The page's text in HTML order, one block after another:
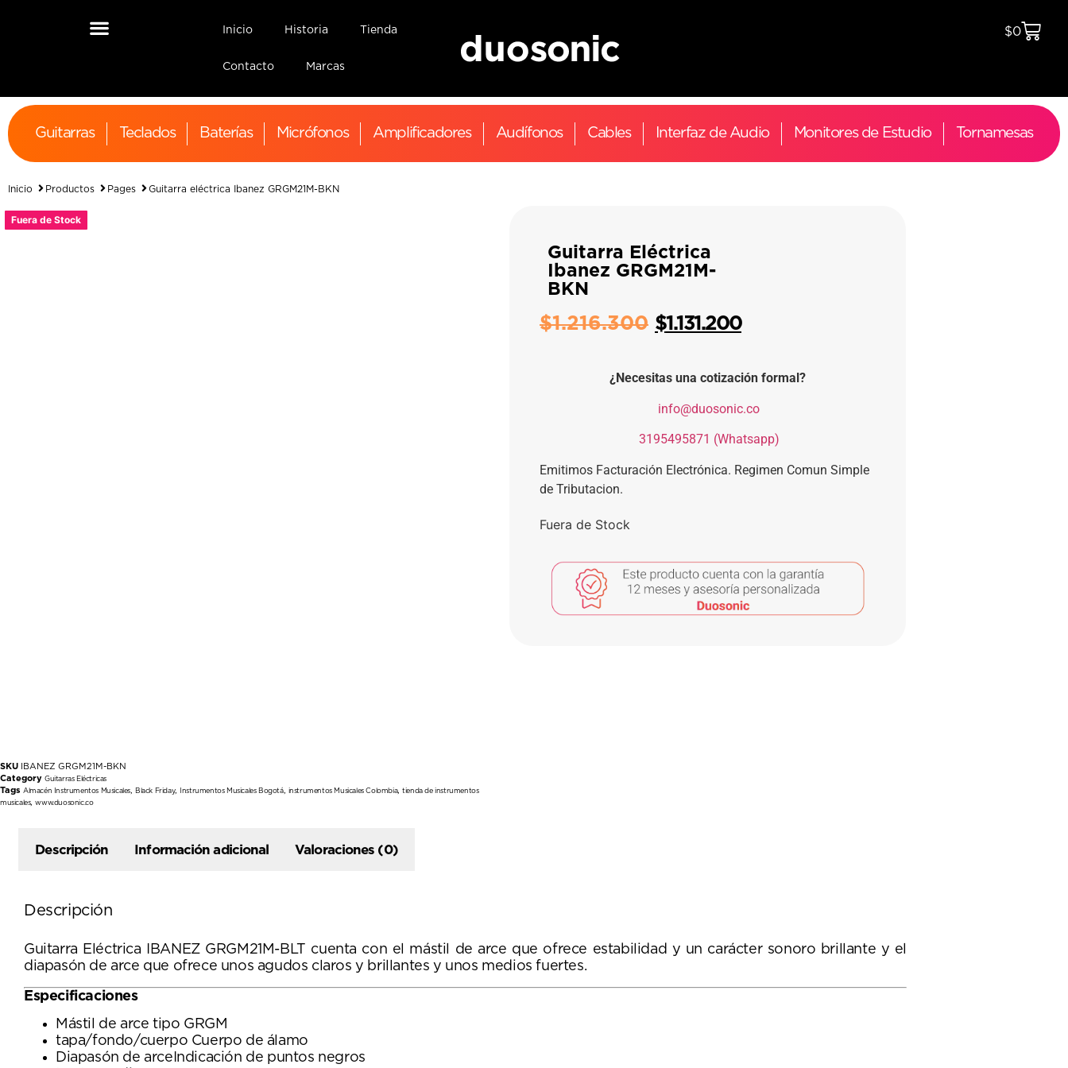
Inicio Historia Tienda
Contacto Marcas
$0
Guitarras Teclados Baterías Micrófonos Amplificadores Audífonos Cables Interfaz de Audio Monitores de Estudio Tornamesas
Inicio Productos Pages Guitarra eléctrica Ibanez GRGM21M-BKN
Fuera de Stock
SKU
IBANEZ GRGM21M-BKN
Category Guitarras Eléctricas
Tags Almacén Instrumentos Musicales, Black Friday, Instrumentos Musicales Bogotá, instrumentos Musicales Colombia,tienda de instrumentos
musicales,www.duosonic.co
Guitarra Eléctrica
Ibanez GRGM21M-
BKN
$1.216.300 $1.131.200
¿Necesitas una cotización formal?
info@duosonic.co
3195495871 (Whatsapp)
Emitimos Facturación Electrónica. Regimen Comun Simple
de Tributacion.
Fuera de Stock
Descripción Información adicional Valoraciones (0)
Descripción
Guitarra Eléctrica IBANEZ GRGM21M-BLT cuenta con el mástil de arce que ofrece estabilidad y un carácter sonoro brillante y el
diapasón de arce que ofrece unos agudos claros y brillantes y unos medios fuertes.
Especificaciones
Mástil de arce tipo GRGM
tapa/fondo/cuerpo Cuerpo de álamo
Diapasón de arceIndicación de puntos negros